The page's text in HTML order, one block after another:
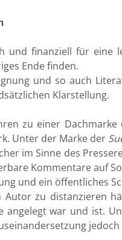
und finanziell für
Ende finden.
und so auch
Klarstellung.
zu einer
Unter der Marke der
im Sinne des
Kommentare auf
und ein öffentliches
Autor zu distanzieren
angelegt war und ist.